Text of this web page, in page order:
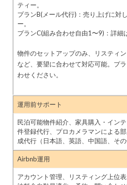
ティー。
プランB(メール代行)：売り上げに対
ー。
プランC(組み合わせ自由1〜9)：詳細
物件のセットアップのみ、リスティ
など、要望に合わせて対応可能。プ
わせください。
運用前サポート
民泊可能物件紹介、家具購入・イン
件登録代行、プロカメラマンによる
成代行（日本語、英語、中国語、その
Airbnb運用
アカウント管理、リスティング上位